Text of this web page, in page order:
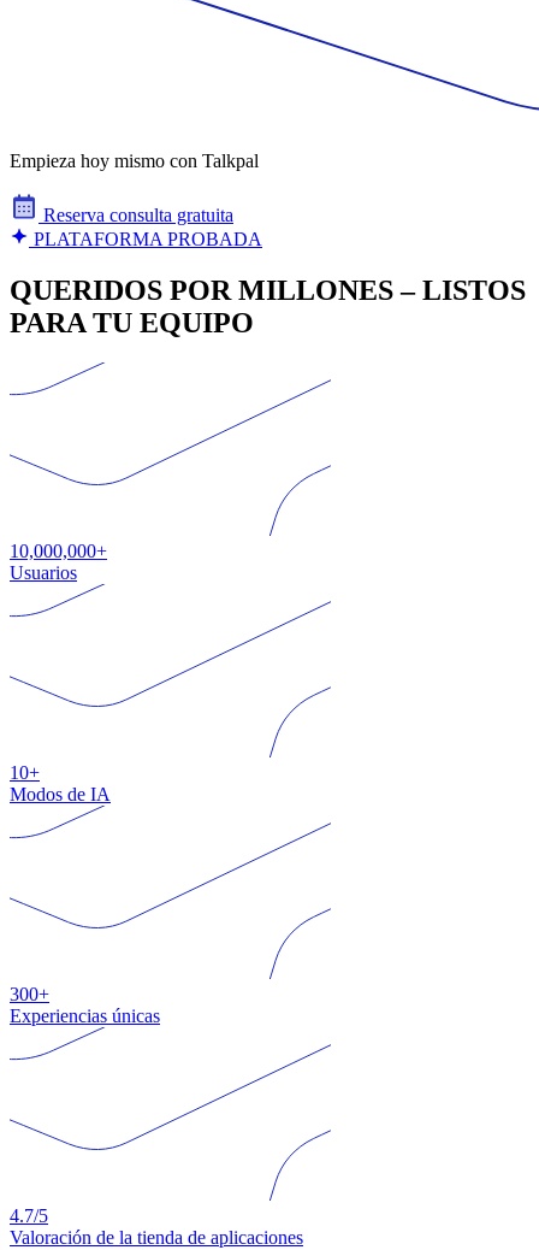
Empieza hoy mismo con Talkpal
Reserva consulta gratuita
PLATAFORMA PROBADA
QUERIDOS POR MILLONES – LISTOS
PARA TU EQUIPO
10,000,000+
Usuarios
10+
Modos de IA
300+
Experiencias únicas
4.7/5
Valoración de la tienda de aplicaciones